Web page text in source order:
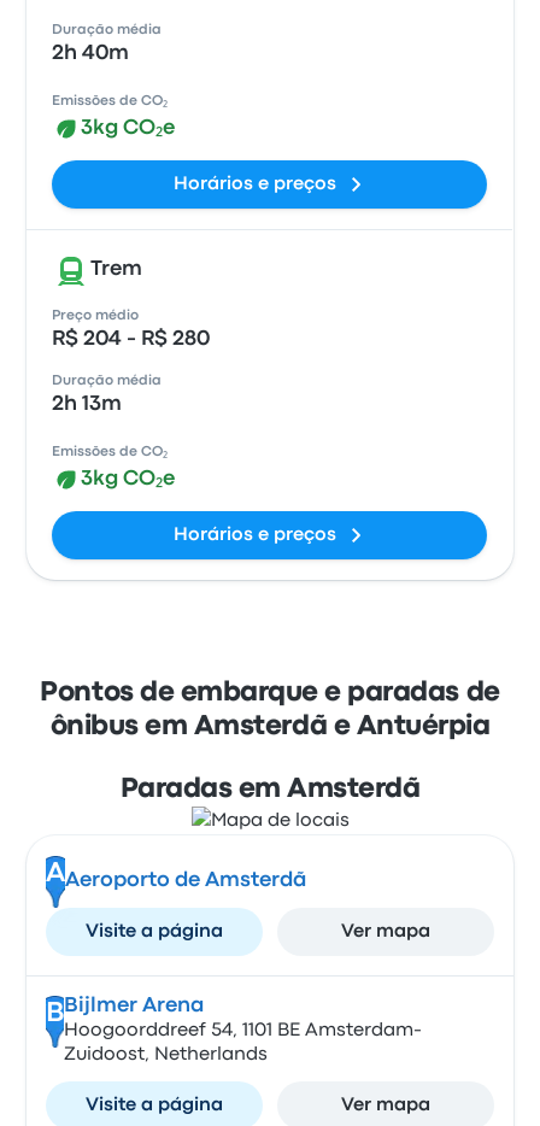
Duração média
2h 40m
Emissões de CO₂
3kg CO₂e
Horários e preços
Trem
Preço médio
R$ 204 - R$ 280
Duração média
2h 13m
Emissões de CO₂
3kg CO₂e
Horários e preços
Pontos de embarque e paradas de
ônibus em Amsterdã e Antuérpia
Paradas em Amsterdã
AAeroporto de Amsterdã
Visite a página Ver mapa
B Bijlmer Arena
Hoogoorddreef 54, 1101 BE Amsterdam-
Zuidoost, Netherlands
Visite a página Ver mapa